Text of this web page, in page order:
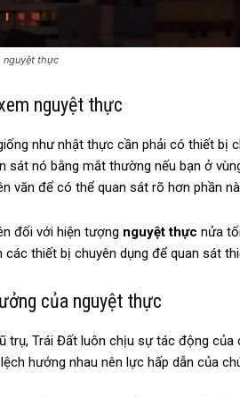
nguyệt thực
nguyệt thực
như nhật thực cần phải có thiết bị
sát nó bằng mắt thường nếu bạn ở
văn để có thể quan sát rõ hơn phần
đối với hiện tượng nguyệt thực nửa
các thiết bị chuyên dụng để quan sát
của nguyệt thực
trụ, Trái Đất luôn chịu sự tác động của
hướng nhau nên lực hấp dẫn của